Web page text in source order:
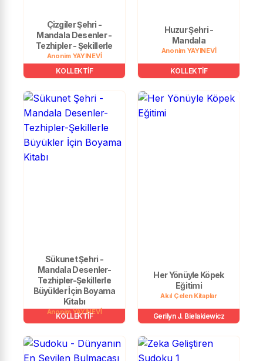
Çizgiler Şehri -
Mandala Desenler -
Tezhipler - Şekillerle
Anonim YAYINEVİ
KOLLEKTİF
Huzur Şehri -
Mandala
Anonim YAYINEVİ
KOLLEKTİF
Sükunet Şehri -
Mandala Desenler-
Tezhipler-Şekillerle
Büyükler İçin Boyama
Kitabı
Anonim YAYINEVİ
KOLLEKTİF
Her Yönüyle Köpek
Eğitimi
Akıl Çelen Kitaplar
Gerilyn J. Bielakiewicz